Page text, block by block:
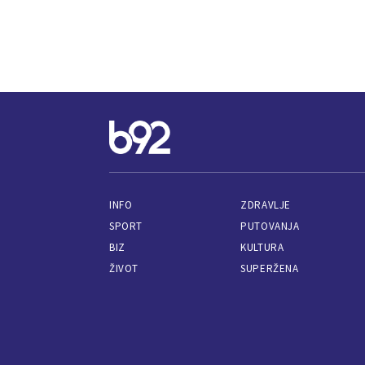
INFO
SPORT
BIZ
ŽIVOT
ZDRAVLJE
PUTOVANJA
KULTURA
SUPERŽENA